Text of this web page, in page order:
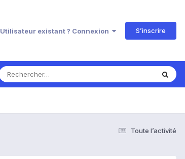
Utilisateur existant ? Connexion S’inscrire
Toute l’activité